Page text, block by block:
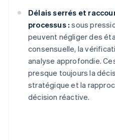
Délais serrés et
processus : sous
peuvent négliger des
consensuelle, la
analyse approfondie.
presque toujours la
stratégique et la
décision réactive.